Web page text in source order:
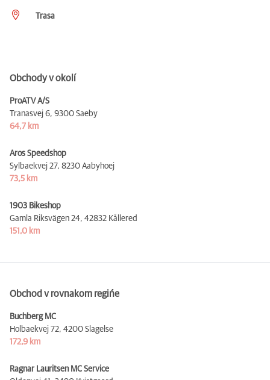
Trasa
Obchody v okolí
ProATV A/S
Tranasvej 6, 9300 Saeby
64,7 km
Aros Speedshop
Sylbaekvej 27, 8230 Aabyhoej
73,5 km
1903 Bikeshop
Gamla Riksvägen 24, 42832 Kållered
151,0 km
Obchod v rovnakom regińe
Buchberg MC
Holbaekvej 72, 4200 Slagelse
172,9 km
Ragnar Lauritsen MC Service